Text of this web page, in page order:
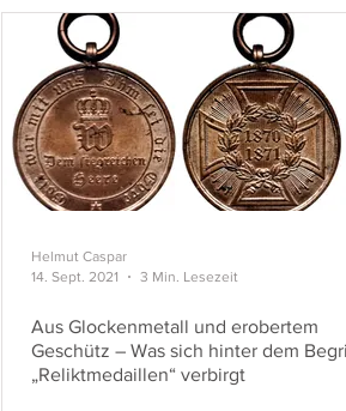
Helmut Caspar
14. Sept. 2021
3 Min. Lesezeit
Aus Glockenmetall und erobertem
Geschütz – Was sich hinter dem
„Reliktmedaillen“ verbirgt